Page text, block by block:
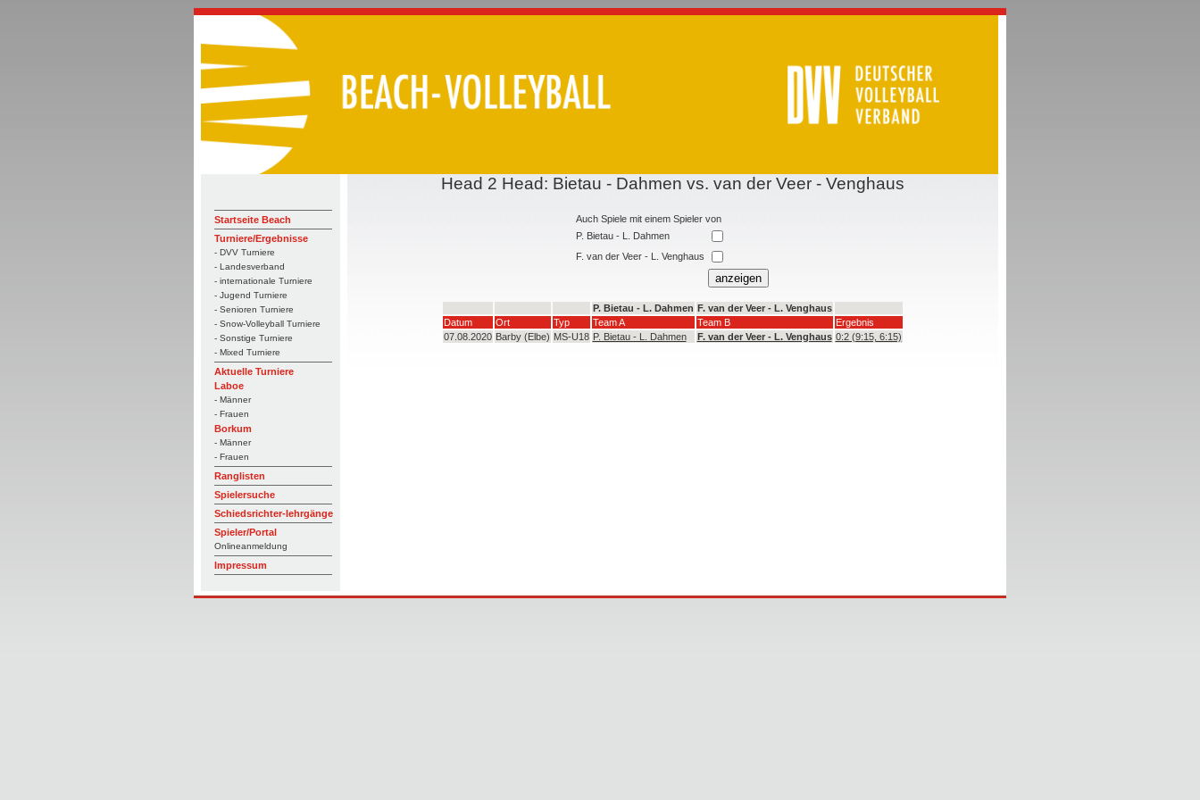
Startseite Beach
Turniere/Ergebnisse
- DVV Turniere
- Landesverband
- internationale Turniere
- Jugend Turniere
- Senioren Turniere
- Snow-Volleyball Turniere
- Sonstige Turniere
- Mixed Turniere
Aktuelle Turniere
Laboe
- Männer
- Frauen
Borkum
- Männer
- Frauen
Ranglisten
Spielersuche
Schiedsrichter-lehrgänge
Spieler/Portal
Onlineanmeldung
Impressum
Head 2 Head: Bietau - Dahmen vs. van der Veer - Venghaus
Auch Spiele mit einem Spieler von
P. Bietau - L. Dahmen
F. van der Veer - L. Venghaus
P. Bietau - L. Dahmen F. van der Veer - L. Venghaus
Datum
Ort Typ Team A Team B
Ergebnis
07.08.2020 Barby (Elbe) MS-U18 P. Bietau - L. Dahmen F. van der Veer - L. Venghaus 0:2 (9:15, 6:15)